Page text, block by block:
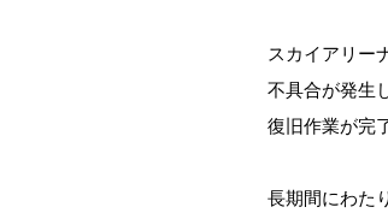
スカイアリー
不具合が発生
復旧作業が完
長期間にわた